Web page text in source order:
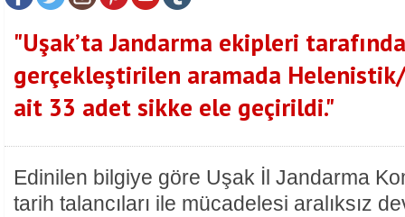
"Uşak’ta Jandarma ekipleri
gerçekleştirilen aramada
ait 33 adet sikke ele geçirildi."
Edinilen bilgiye göre Uşak İl Jandarma
tarih talancıları ile mücadelesi aralıksız